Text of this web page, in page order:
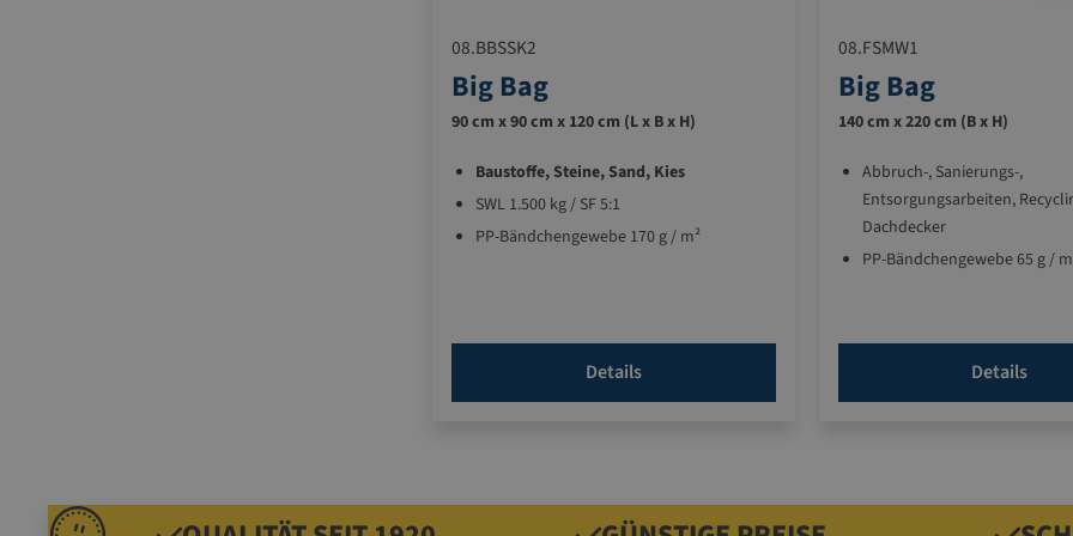
08.BBSSK2
Big Bag
90 cm x 90 cm x 120 cm (L x B x H)
Baustoffe, Steine, Sand, Kies
SWL 1.500 kg / SF 5:1
PP-Bändchengewebe 170 g / m²
Details
08.FSMW1
Big Bag
140 cm x 220 cm (B x H)
Abbruch-, Sanierungs-,
Entsorgungsarbeiten,
Dachdecker
PP-Bändchengewebe 65 g /
Details